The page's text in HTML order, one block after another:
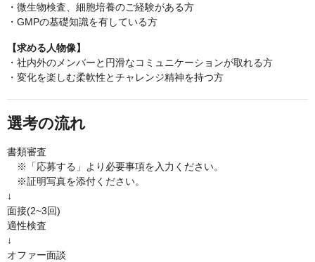
・微生物検査、細胞培養のご経験がある方
・GMPの基礎知識を有している方
【求める人物像】
・社内外のメンバーと円滑なコミュニケーションが取れる方
・変化を楽しむ柔軟性とチャレンジ精神を持つ方
選考の流れ
書類審査
※「応募する」より必要事項を入力ください。
※証明写真を添付ください。
↓
面接(2~3回)
適性検査
↓
オファー面談